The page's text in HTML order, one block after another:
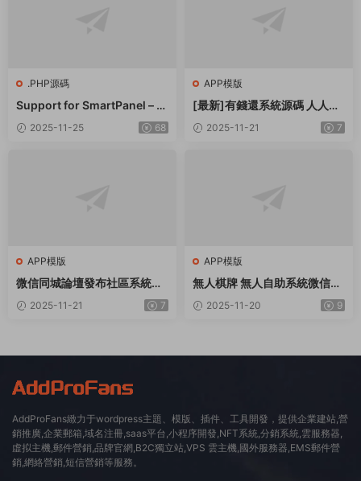
.PHP源碼
Support for SmartPanel – S
MM Panel Script
2025-11-25 68
APP模版
[最新]有錢還系統源碼 人人還
衆籌還錢模式還貸系統源碼
2025-11-21 7
APP模版
微信同城論壇發布社區系統源
碼 二手閑置 房屋出租開源uni
app修複版
2025-11-21 7
APP模版
無人棋牌 無人自助系統微信小
程序源碼JAVA服務端開源版
2025-11-20 9
AddProFans緻力于wordpress主題、模版、插件、工具開發，提供企業建站,營
銷推廣,企業郵箱,域名注冊,saas平台,小程序開發,NFT系統,分銷系統,雲服務器,
虛拟主機,郵件營銷,品牌官網,B2C獨立站,VPS 雲主機,國外服務器,EMS郵件營
銷,網絡營銷,短信營銷等服務。